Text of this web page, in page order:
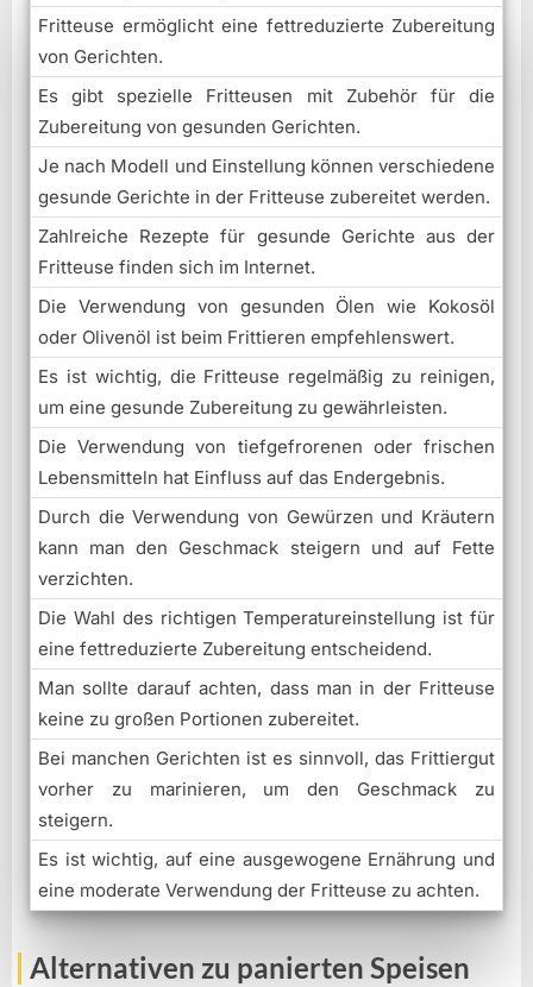
Fritteuse ermöglicht eine fettreduzierte Zubereitung
von Gerichten.
Es gibt spezielle Fritteusen mit Zubehör für die
Zubereitung von gesunden Gerichten.
Je nach Modell und Einstellung können verschiedene
gesunde Gerichte in der Fritteuse zubereitet werden.
Zahlreiche Rezepte für gesunde Gerichte aus der
Fritteuse finden sich im Internet.
Die Verwendung von gesunden Ölen wie Kokosöl
oder Olivenöl ist beim Frittieren empfehlenswert.
Es ist wichtig, die Fritteuse regelmäßig zu reinigen,
um eine gesunde Zubereitung zu gewährleisten.
Die Verwendung von tiefgefrorenen oder frischen
Lebensmitteln hat Einfluss auf das Endergebnis.
Durch die Verwendung von Gewürzen und Kräutern
kann man den Geschmack steigern und auf Fette
verzichten.
Die Wahl des richtigen Temperatureinstellung ist für
eine fettreduzierte Zubereitung entscheidend.
Man sollte darauf achten, dass man in der Fritteuse
keine zu großen Portionen zubereitet.
Bei manchen Gerichten ist es sinnvoll, das Frittiergut
vorher zu marinieren, um den Geschmack zu
steigern.
Es ist wichtig, auf eine ausgewogene Ernährung und
eine moderate Verwendung der Fritteuse zu achten.
Alternativen zu panierten Speisen